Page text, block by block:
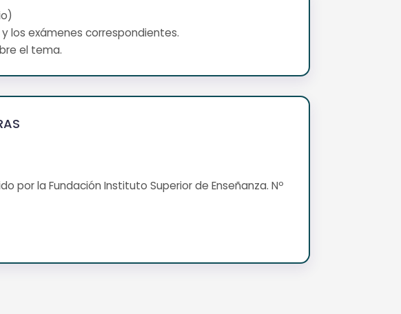
los exámenes correspondientes.
el tema.
por la Fundación Instituto Superior de Enseñanza. Nº